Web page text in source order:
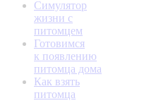
Симулятор
жизни с
питомцем
Готовимся
к появлению
питомца дома
Как взять
питомца